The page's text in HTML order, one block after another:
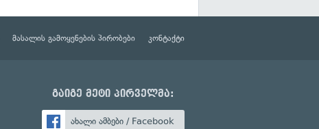
მასალის გამოყენების პირობები კონტაქტი
გაიგე მეტი პირველმა:
ახალი ამბები / Facebook